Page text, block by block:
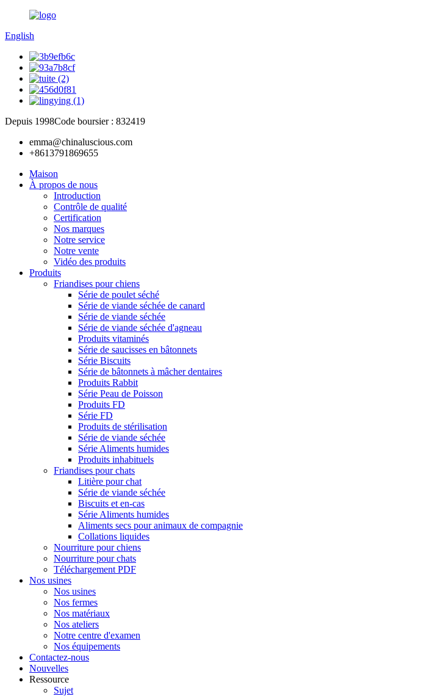
English
Depuis 1998Code boursier : 832419
emma@chinaluscious.com
+8613791869655
Maison
À propos de nous
Introduction
Contrôle de qualité
Certification
Nos marques
Notre service
Notre vente
Vidéo des produits
Produits
Friandises pour chiens
Série de poulet séché
Série de viande séchée de canard
Série de viande séchée
Série de viande séchée d'agneau
Produits vitaminés
Série de saucisses en bâtonnets
Série Biscuits
Série de bâtonnets à mâcher dentaires
Produits Rabbit
Série Peau de Poisson
Produits FD
Série FD
Produits de stérilisation
Série de viande séchée
Série Aliments humides
Produits inhabituels
Friandises pour chats
Litière pour chat
Série de viande séchée
Biscuits et en-cas
Série Aliments humides
Aliments secs pour animaux de compagnie
Collations liquides
Nourriture pour chiens
Nourriture pour chats
Téléchargement PDF
Nos usines
Nos usines
Nos fermes
Nos matériaux
Nos ateliers
Notre centre d'examen
Nos équipements
Contactez-nous
Nouvelles
Ressource
Sujet